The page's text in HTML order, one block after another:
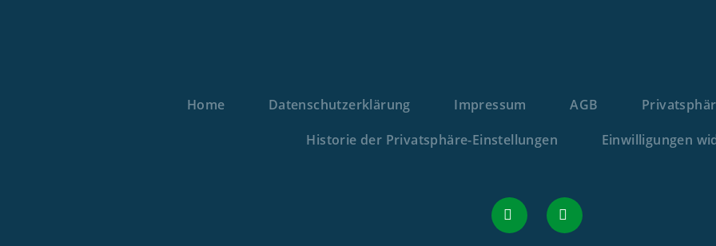
Home Datenschutzerklärung Impressum AGB
Historie der Privatsphäre-Einstellungen
Einwilligungen